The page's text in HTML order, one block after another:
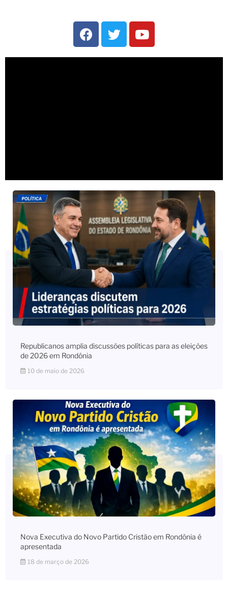
Republicanos amplia discussões políticas para as eleições
de 2026 em Rondônia
10 de maio de 2026
Nova Executiva do Novo Partido Cristão em Rondônia é
apresentada
18 de março de 2026